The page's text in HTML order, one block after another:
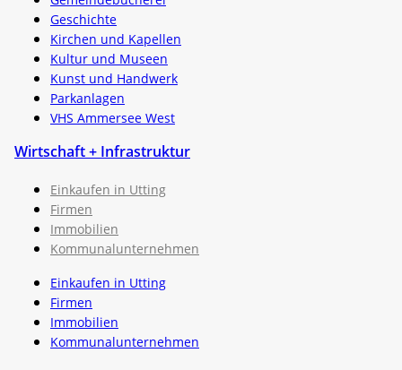
Geschichte
Kirchen und Kapellen
Kultur und Museen
Kunst und Handwerk
Parkanlagen
VHS Ammersee West
Wirtschaft + Infrastruktur
Einkaufen in Utting
Firmen
Immobilien
Kommunalunternehmen
Einkaufen in Utting
Firmen
Immobilien
Kommunalunternehmen